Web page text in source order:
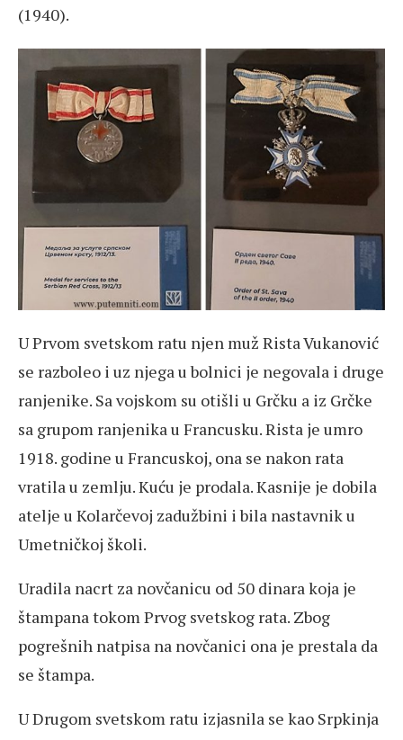
(1940).
U Prvom svetskom ratu njen muž Rista Vukanović
se razboleo i uz njega u bolnici je negovala i druge
ranjenike. Sa vojskom su otišli u Grčku a iz Grčke
sa grupom ranjenika u Francusku. Rista je umro
1918. godine u Francuskoj, ona se nakon rata
vratila u zemlju. Kuću je prodala. Kasnije je dobila
atelje u Kolarčevoj zadužbini i bila nastavnik u
Umetničkoj školi.
Uradila nacrt za novčanicu od 50 dinara koja je
štampana tokom Prvog svetskog rata. Zbog
pogrešnih natpisa na novčanici ona je prestala da
se štampa.
U Drugom svetskom ratu izjasnila se kao Srpkinja